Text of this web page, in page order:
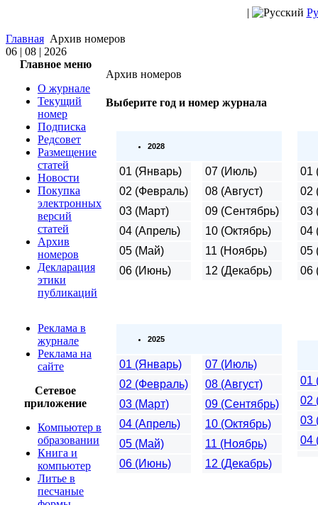
|
Главная Архив номеров
06 | 08 | 2026
Главное меню
О журнале
Текущий
номер
Подписка
Редсовет
Размещение
статей
Новости
Покупка
электронных
версий
статей
Архив
номеров
Декларация
этики
публикаций
Реклама в
журнале
Реклама на
сайте
Сетевое
приложение
Компьютер в
образовании
Книга и
компьютер
Литье в
песчаные
Архив номеров
Выберите год и номер журнала
2028
01 (Январь)
07 (Июль)
02 (Февраль)
08 (Август)
03 (Март)
09 (Сентябрь)
04 (Апрель)
10 (Октябрь)
05 (Май)
11 (Ноябрь)
06 (Июнь)
12 (Декабрь)
01
02
03
04
05
06
2025
01 (Январь)
07 (Июль)
02 (Февраль)
08 (Август)
03 (Март)
09 (Сентябрь)
04 (Апрель)
10 (Октябрь)
05 (Май)
11 (Ноябрь)
06 (Июнь)
12 (Декабрь)
01
02
03
04